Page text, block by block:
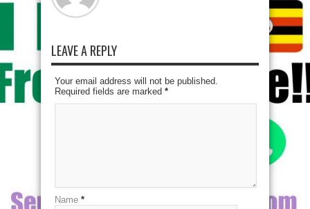
LEAVE A REPLY
Your email address will not be published.
Required fields are marked *
Name *